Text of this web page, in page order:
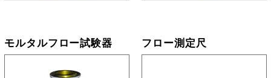
モルタルフロー試験器 フロー測定尺